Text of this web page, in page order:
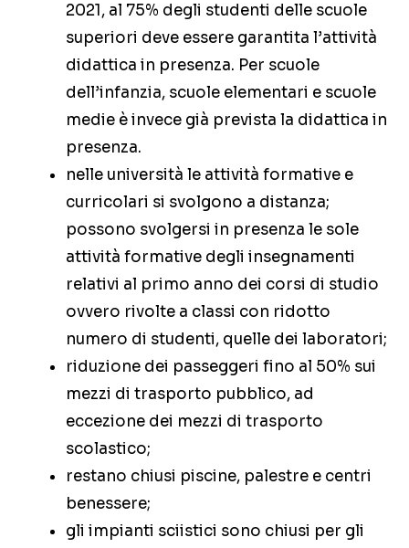
2021, al 75% degli studenti delle scuole
superiori deve essere garantita l’attività
didattica in presenza. Per scuole
dell’infanzia, scuole elementari e scuole
medie è invece già prevista la didattica in
presenza.
nelle università le attività formative e
curricolari si svolgono a distanza;
possono svolgersi in presenza le sole
attività formative degli insegnamenti
relativi al primo anno dei corsi di studio
ovvero rivolte a classi con ridotto
numero di studenti, quelle dei laboratori;
riduzione dei passeggeri fino al 50% sui
mezzi di trasporto pubblico, ad
eccezione dei mezzi di trasporto
scolastico;
restano chiusi piscine, palestre e centri
benessere;
gli impianti sciistici sono chiusi per gli